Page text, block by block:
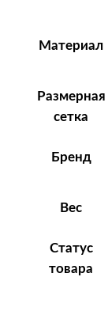
ж
т
Материал
Размерная
сетка
Бренд
Вес
Статус
товара